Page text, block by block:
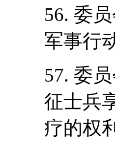
56. 委
军事行
57. 委
征士兵
疗的权